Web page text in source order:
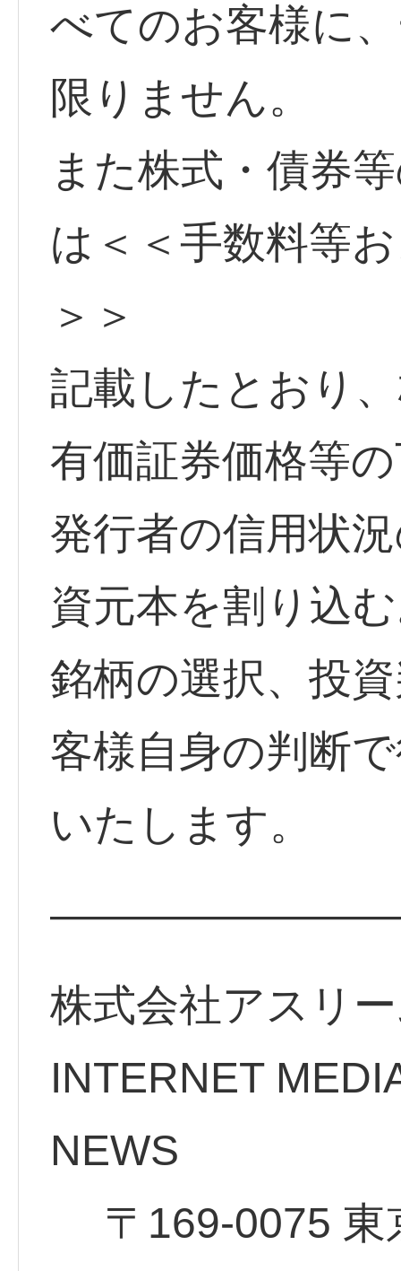
べてのお客様に
限りません。
また株式・債券
は＜＜手数料等
＞＞
記載したとおり
有価証券価格等
発行者の信用状
資元本を割り込
銘柄の選択、投
客様自身の判断
いたします。
株式会社アスリ
INTERNET
〒169-0075 東